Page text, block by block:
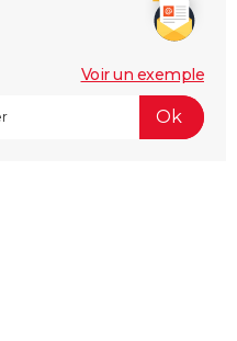
Voir un exemple